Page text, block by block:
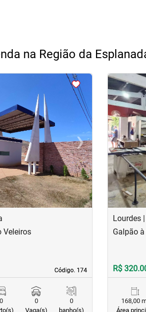
na Região da
›Next
Código. 174
Código. 174
Veleiros
0
0
Vaga(s)
0
banho(s)
<<<<
‹
Lourdes
Galpão
R$
168,00
Área